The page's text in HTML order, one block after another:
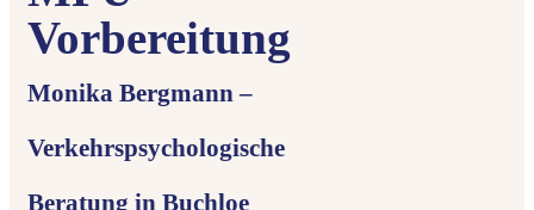
Vorbereitung
Monika Bergmann –
Verkehrspsychologische
Beratung in Buchloe